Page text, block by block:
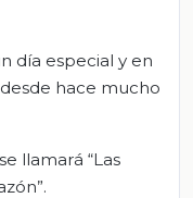
día especial y en
hace mucho
llamará “Las